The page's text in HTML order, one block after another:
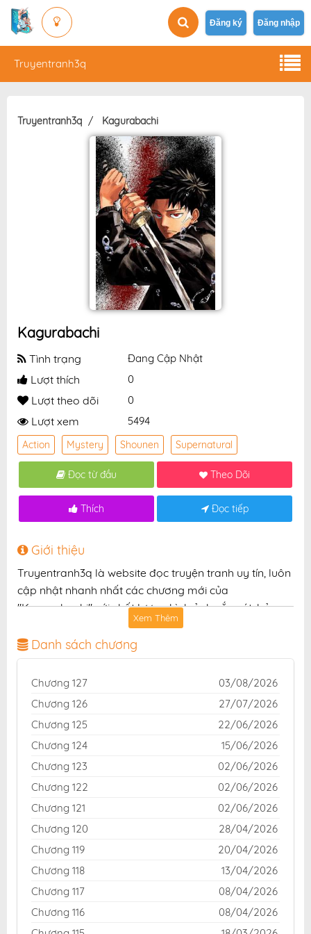
Đăng ký Đăng nhập
Truyentranh3q
Truyentranh3q Kagurabachi
Kagurabachi
Tình trạng Đang Cập Nhật
Lượt thích 0
Lượt theo dõi 0
Lượt xem 5494
Action Mystery Shounen Supernatural
Đọc từ đầu Theo Dõi
Thích Đọc tiếp
Giới thiệu
Truyentranh3q là website đọc truyện tranh uy tín, luôn
cập nhật nhanh nhất các chương mới của
"Kagurabachi" với chất lượng hình ảnh sắc nét, bản
dịch chuẩn và giao diện thân thiện, mang đến trải
nghiệm đọc truyện hấp dẫn, tiện lợi, hoàn toàn miễn
phí cho độc giả yêu thích truyện tranh online.
Xem Thêm
Danh sách chương
Chương 127
03/08/2026
Chương 126
27/07/2026
Chương 125
22/06/2026
Chương 124
15/06/2026
Chương 123
02/06/2026
Chương 122
02/06/2026
Chương 121
02/06/2026
Chương 120
28/04/2026
Chương 119
20/04/2026
Chương 118
13/04/2026
Chương 117
08/04/2026
Chương 116
08/04/2026